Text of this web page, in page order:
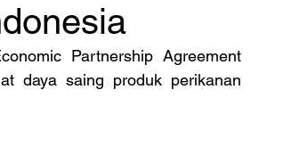
Partnership Agreement
daya saing produk perikanan